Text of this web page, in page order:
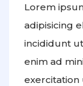
Lorem
adipisicing
incididunt
enim ad
exercitation